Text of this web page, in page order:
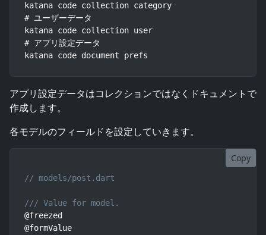
katana code collection category
# ユーザーデータ
katana code collection user
# アプリ設定データ
katana code document prefs
アプリ設定データはコレクションではなくドキュメントで
作成します。
各モデルのフィールドを設定していきます。
Copy
// models/post.dart
/// Value for model.
@freezed
@formValue